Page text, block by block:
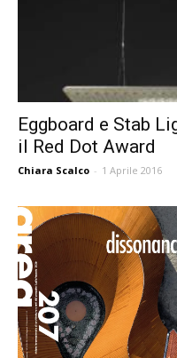
Eggboard e Stab
il Red Dot Award
Chiara Scalco - 1 Aprile 2016